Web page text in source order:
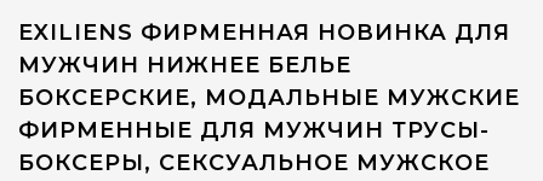
EXILIENS ФИРМЕННАЯ НОВИНКА ДЛЯ
МУЖЧИН НИЖНЕЕ БЕЛЬЕ
БОКСЕРСКИЕ, МОДАЛЬНЫЕ МУЖСКИЕ
ФИРМЕННЫЕ ДЛЯ МУЖЧИН ТРУСЫ-
БОКСЕРЫ, СЕКСУАЛЬНОЕ МУЖСКОЕ